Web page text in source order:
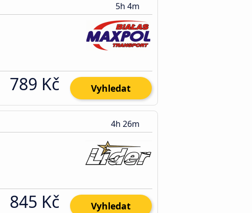
5h 4m
789 Kč Vyhledat
4h 26m
845 Kč Vyhledat